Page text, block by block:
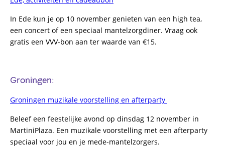
In Ede kun je op 10 november genieten van een high tea,
een concert of een speciaal mantelzorgdiner. Vraag ook
gratis een VVV-bon aan ter waarde van €15.
Groningen:
Groningen muzikale voorstelling en afterparty
Beleef een feestelijke avond op dinsdag 12 november in
MartiniPlaza. Een muzikale voorstelling met een afterparty
speciaal voor jou en je mede-mantelzorgers.